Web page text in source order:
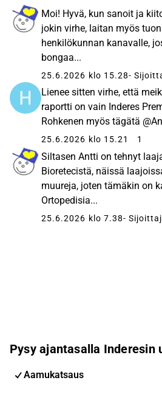
Moi! Hyvä, kun sanoit ja
jokin virhe, laitan myös
henkilökunnan kanavalle,
bongaa...
25.6.2026 klo 15.28-
Lienee sitten virhe, että
raportti on vain Inderes
Rohkenen myös tägätä
25.6.2026 klo 15.21 1
Siltasen Antti on tehnyt
Bioretecistä, näissä
muureja, joten tämäkin on
Ortopedisia...
25.6.2026 klo 7.38-
Pysy ajantasalla Inderesin
Aamukatsaus